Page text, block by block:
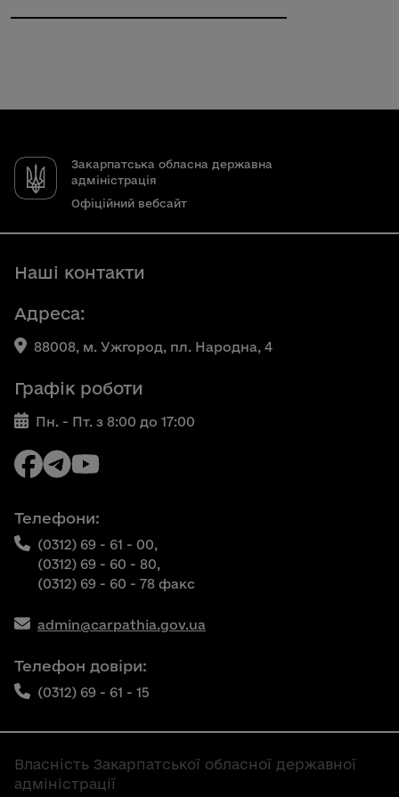
Закарпатська обласна державна
адміністрація
Офіційний вебсайт
Наші контакти
Адреса:
88008, м. Ужгород, пл. Народна, 4
Графік роботи
Пн. - Пт. з 8:00 до 17:00
Телефони:
(0312) 69 - 61 - 00,
(0312) 69 - 60 - 80,
(0312) 69 - 60 - 78 факс
admin@carpathia.gov.ua
Телефон довіри:
(0312) 69 - 61 - 15
Власність Закарпатської обласної державної
адміністрації